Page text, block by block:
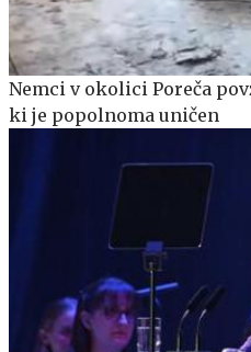
Nemci v okolici Poreča
ki je popolnoma uničen